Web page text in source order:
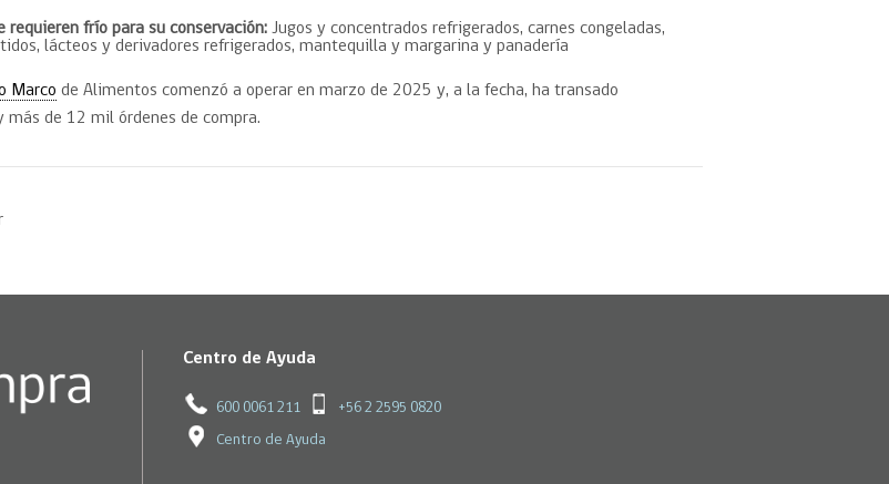
requieren frío para su conservación: Jugos y concentrados refrigerados, carnes congeladas,
lácteos y derivadores refrigerados, mantequilla y margarina y panadería
Marco de Alimentos comenzó a operar en marzo de 2025 y, a la fecha, ha transado
más de 12 mil órdenes de compra.
Centro de Ayuda
600 0061 211 +56 2 2595 0820
Centro de Ayuda